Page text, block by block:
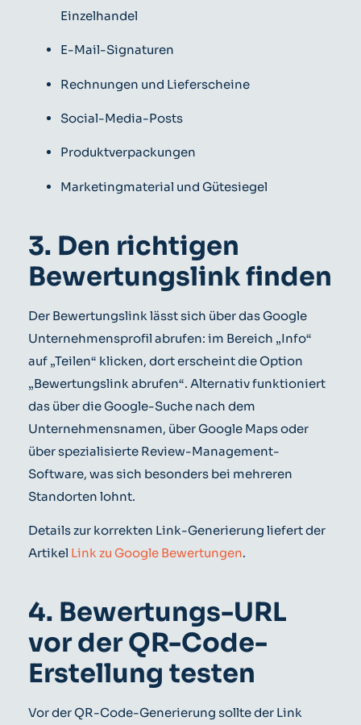
Einzelhandel
E-Mail-Signaturen
Rechnungen und Lieferscheine
Social-Media-Posts
Produktverpackungen
Marketingmaterial und Gütesiegel
3. Den richtigen
Bewertungslink finden
Der Bewertungslink lässt sich über das Google
Unternehmensprofil abrufen: im Bereich „Info“
auf „Teilen“ klicken, dort erscheint die Option
„Bewertungslink abrufen“. Alternativ funktioniert
das über die Google-Suche nach dem
Unternehmensnamen, über Google Maps oder
über spezialisierte Review-Management-
Software, was sich besonders bei mehreren
Standorten lohnt.
Details zur korrekten Link-Generierung liefert der
Artikel Link zu Google Bewertungen.
4. Bewertungs-URL
vor der QR-Code-
Erstellung testen
Vor der QR-Code-Generierung sollte der Link